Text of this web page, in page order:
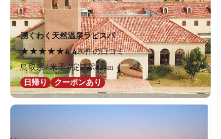
湧くわく天然温泉ラピスパ
★★★★★4.420件の口コミ
鳥取県 / 米子 / 淀江駅424m
日帰り
クーポンあり